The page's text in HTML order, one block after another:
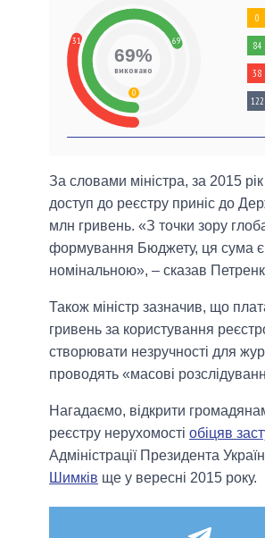
31 69
0
69%
виконано
0
84
38
122
За словами міністра, за 2015
доступ до реєстру приніс до
млн гривень. «З точки зору
формування Бюджету, ця сума є
номінальною», – сказав
Також міністр зазначив, що
гривень за користування
створювати незручності для
проводять «масові
Нагадаємо, відкрити
реєстру нерухомості обіцяв
Адміністрації Президента
Шимків ще у вересні 2015 року.